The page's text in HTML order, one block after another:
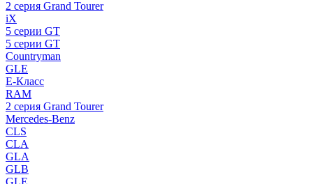
2 серия Grand Tourer
iX
5 серии GT
5 серии GT
Countryman
GLE
E-Класс
RAM
2 серия Grand Tourer
Mercedes-Benz
CLS
CLA
GLA
GLB
GLE